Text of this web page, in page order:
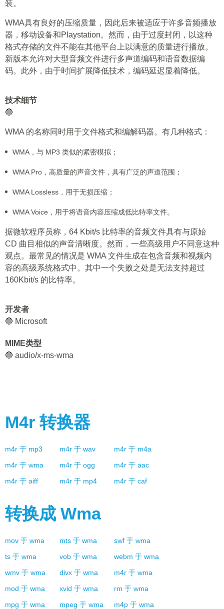
装。
WMA具有良好的压缩质量，因此后来被适应于许多音频播放
器，移动设备和Playstation。然而，由于过度封闭，以这种
格式存储的文件不能在其他平台上以满意的质量进行播放。
新版本允许对大型音频文件进行多声道编码和语音数据编
码。此外，由于时间扩展降低技术，编码延迟显着降低。
技术细节
🔵
WMA 的名称同时用于文件格式和编解码器。有几种格式：
WMA，与 MP3 类似的紧密模拟；
WMA Pro，高质量的声音文件，具有广泛的声道范围；
WMA Lossless，用于无损压缩；
WMA Voice，用于将语音内容压缩成低比特率文件。
据微软程序员称，64 Kbit/s 比特率的音频文件具有与原始
CD 曲目相似的声音清晰度。然而，一些高级用户不同意这种
观点。最常见的情况是 WMA 文件生成在包含音频和视频内
容的高级系统格式中。其中一个失败之处是无法支持超过
160Kbit/s 的比特率。
开发者
🔵 Microsoft
MIME类型
🔵 audio/x-ms-wma
M4r 转换器
m4r 于 mp3 m4r 于 wav m4r 于 m4a
m4r 于 wma m4r 于 ogg m4r 于 aac
m4r 于 aiff m4r 于 mp4 m4r 于 caf
转换成 Wma
mov 于 wma mts 于 wma swf 于 wma
ts 于 wma vob 于 wma webm 于 wma
wmv 于 wma divx 于 wma m4r 于 wma
mod 于 wma xvid 于 wma rm 于 wma
mpg 于 wma mpeg 于 wma m4p 于 wma